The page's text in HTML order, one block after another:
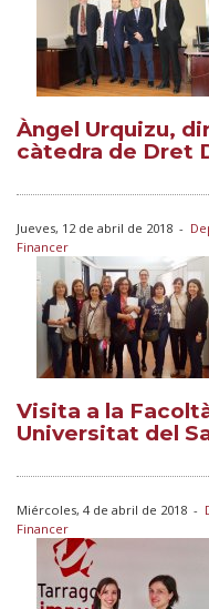
Àngel Urquizu,
càtedra de Dret
Jueves, 12 de abril de 2018 -
Financer
Visita a la
Universitat del
Miércoles, 4 de abril de 2018 -
Financer